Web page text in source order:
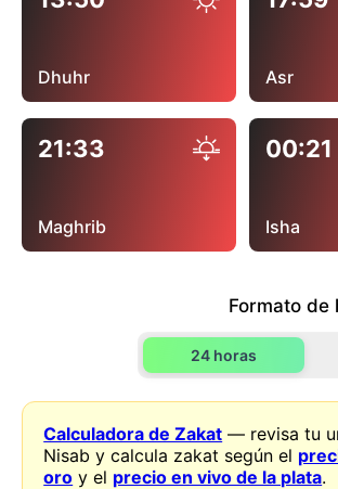
Dhuhr Asr
21:33
Maghrib
00:21
Isha
Formato de
24 horas
Calculadora de Zakat — revisa tu
Nisab y calcula zakat según el
oro y el precio en vivo de la plata.